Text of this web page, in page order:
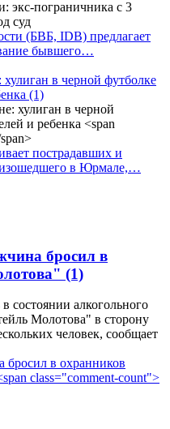
(БВБ, IDB) предлагает
бывшего…
в черной футболке
(1)
пострадавших и
в Юрмале,…
бросил в
(1)
состоянии алкогольного
Молотова" в сторону
человек, сообщает